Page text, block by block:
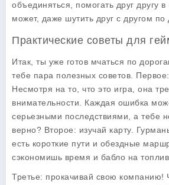
объединяться, помогать друг другу в
может, даже шутить друг с другом по
Практические советы для
Итак, ты уже готов мчаться по
тебе пара полезных советов.
Несмотря на то, что это игра, она
внимательности. Каждая ошибка
серьезными последствиями, а тебе
верно? Второе: изучай карту.
есть короткие пути и обездные
сэкономишь время и бабло на
Третье: прокачивай свою компанию!